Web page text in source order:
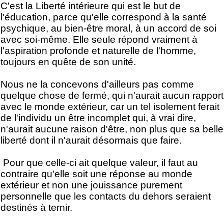
C'est la Liberté intérieure qui est le but de
l'éducation, parce qu'elle correspond à la santé
psychique, au bien-être moral, à un accord de soi
avec soi-même. Elle seule répond vraiment à
l'aspiration profonde et naturelle de l'homme,
toujours en quête de son unité.
Nous ne la concevons d'ailleurs pas comme
quelque chose de fermé, qui n'aurait aucun rapport
avec le monde extérieur, car un tel isolement ferait
de l'individu un être incomplet qui, à vrai dire,
n'aurait aucune raison d'être, non plus que sa belle
liberté dont il n'aurait désormais que faire.
Pour que celle-ci ait quelque valeur, il faut au
contraire qu'elle soit une réponse au monde
extérieur et non une jouissance purement
personnelle que les contacts du dehors seraient
destinés à ternir.